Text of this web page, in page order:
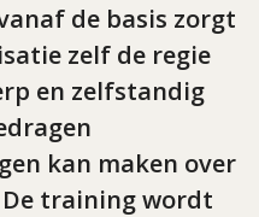
de basis zorgt
zelf de regie
en zelfstandig
kan maken over
training wordt